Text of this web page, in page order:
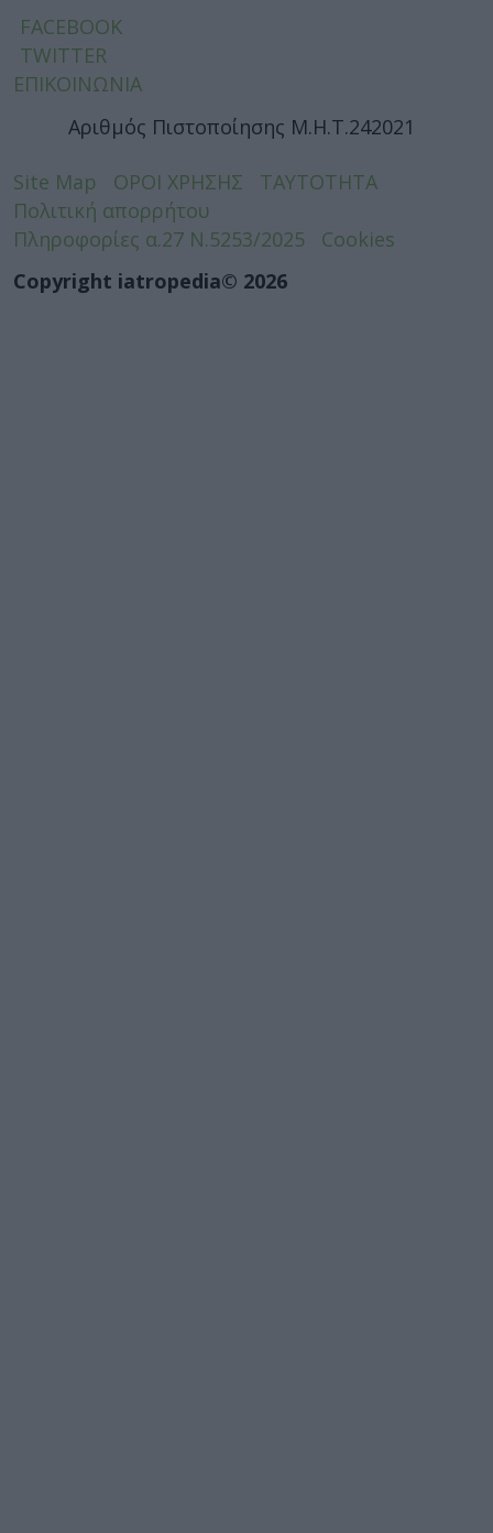
FACEBOOK
TWITTER
ΕΠΙΚΟΙΝΩΝΙΑ
Αριθμός Πιστοποίησης Μ.Η.Τ.242021
Site Map ΟΡΟΙ ΧΡΗΣΗΣ
ΤΑΥΤΟΤΗΤΑ
Πολιτική απορρήτου
Πληροφορίες α.27 Ν.5253/2025
Cookies
Copyright iatropedia© 2026